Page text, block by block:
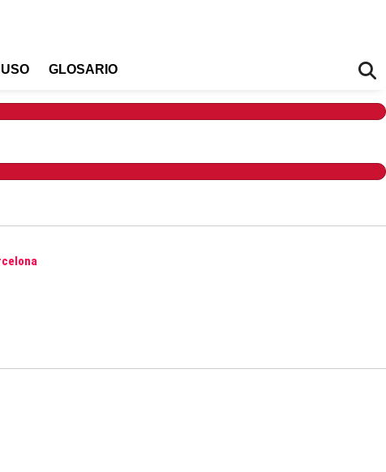
USO GLOSARIO